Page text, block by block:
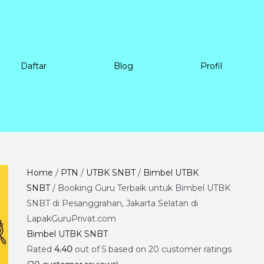
Daftar Blog Profil
Home / PTN / UTBK SNBT/ Bimbel UTBK
SNBT/ Booking Guru Terbaik untuk Bimbel UTBK
SNBT di Pesanggrahan, Jakarta Selatan di
LapakGuruPrivat.com
Bimbel UTBK SNBT
Rated 4.40out of 5 based on 20 customer ratings
Price
range:
Rp225.000
Booking
Guru
Terbaik
untuk
Bimbel
UTBK